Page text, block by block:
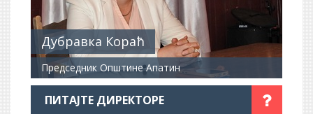
Дубравка Кораћ
Председник Општине Апатин
ПИТАЈТЕ ДИРЕКТОРЕ